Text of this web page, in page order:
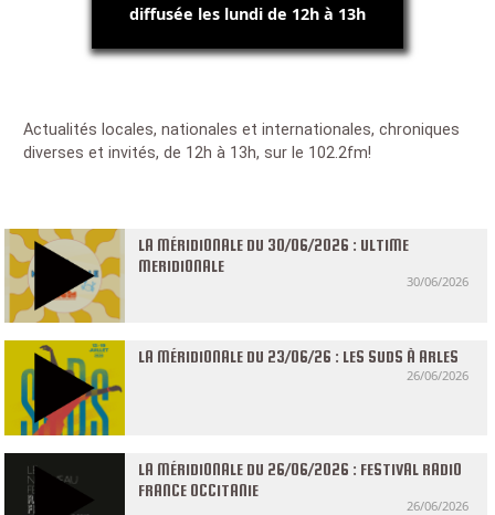
diffusée les lundi de 12h à 13h
Actualités locales, nationales et internationales, chroniques
diverses et invités, de 12h à 13h, sur le 102.2fm!
LA MÉRIDIONALE DU 30/06/2026 : ULTIME
MERIDIONALE
30/06/2026
LA MÉRIDIONALE DU 23/06/26 : LES SUDS À ARLES
26/06/2026
LA MÉRIDIONALE DU 26/06/2026 : FESTIVAL RADIO
FRANCE OCCITANIE
26/06/2026